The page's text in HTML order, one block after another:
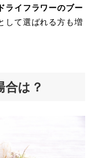
ドライフラワーのブー
して選ばれる方も増
合は ？